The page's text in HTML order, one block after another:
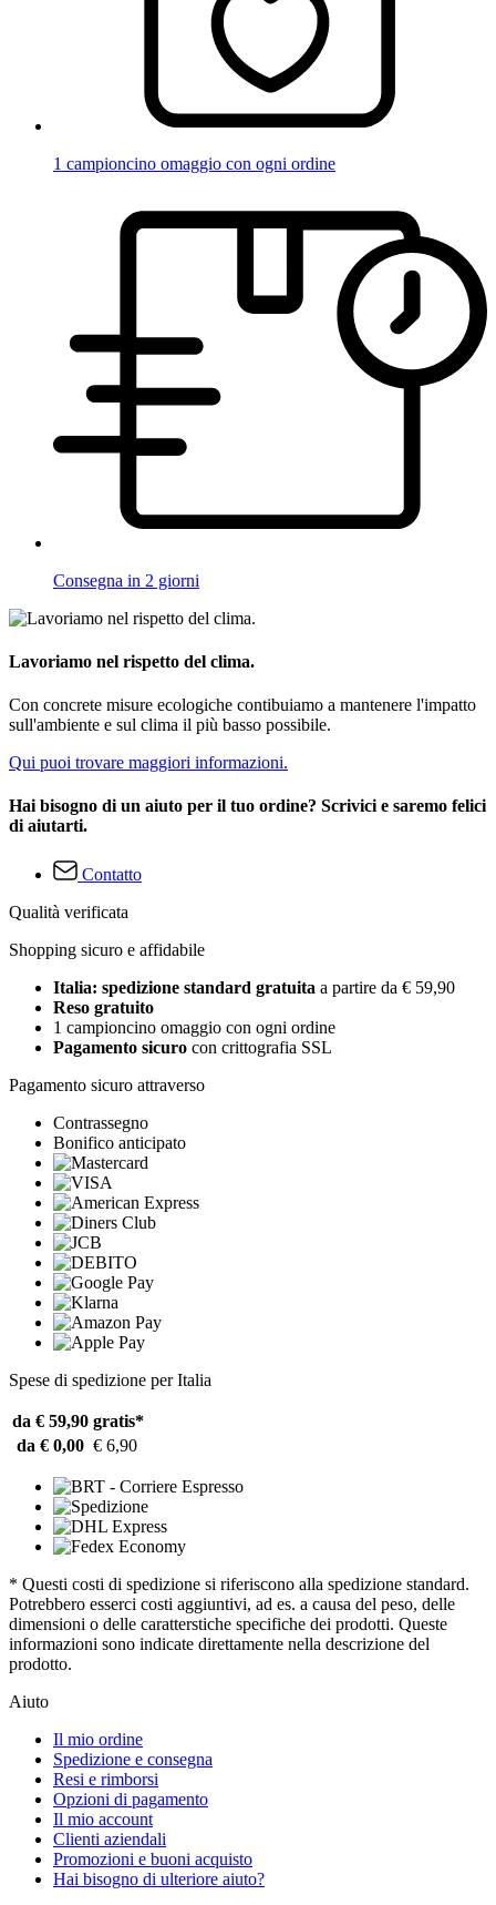
1 campioncino omaggio con ogni ordine
Consegna in 2 giorni
Lavoriamo nel rispetto del clima.
Con concrete misure ecologiche contibuiamo a mantenere l'impatto
sull'ambiente e sul clima il più basso possibile.
Qui puoi trovare maggiori informazioni.
Hai bisogno di un aiuto per il tuo ordine? Scrivici e saremo felici
di aiutarti.
Contatto
Qualità verificata
Shopping sicuro e affidabile
Italia: spedizione standard gratuita a partire da € 59,90
Reso gratuito
1 campioncino omaggio con ogni ordine
Pagamento sicuro con crittografia SSL
Pagamento sicuro attraverso
Contrassegno
Bonifico anticipato
Spese di spedizione per Italia
da € 59,90 gratis*
da € 0,00 € 6,90
* Questi costi di spedizione si riferiscono alla spedizione standard.
Potrebbero esserci costi aggiuntivi, ad es. a causa del peso, delle
dimensioni o delle caratterstiche specifiche dei prodotti. Queste
informazioni sono indicate direttamente nella descrizione del
prodotto.
Aiuto
Il mio ordine
Spedizione e consegna
Resi e rimborsi
Opzioni di pagamento
Il mio account
Clienti aziendali
Promozioni e buoni acquisto
Hai bisogno di ulteriore aiuto?